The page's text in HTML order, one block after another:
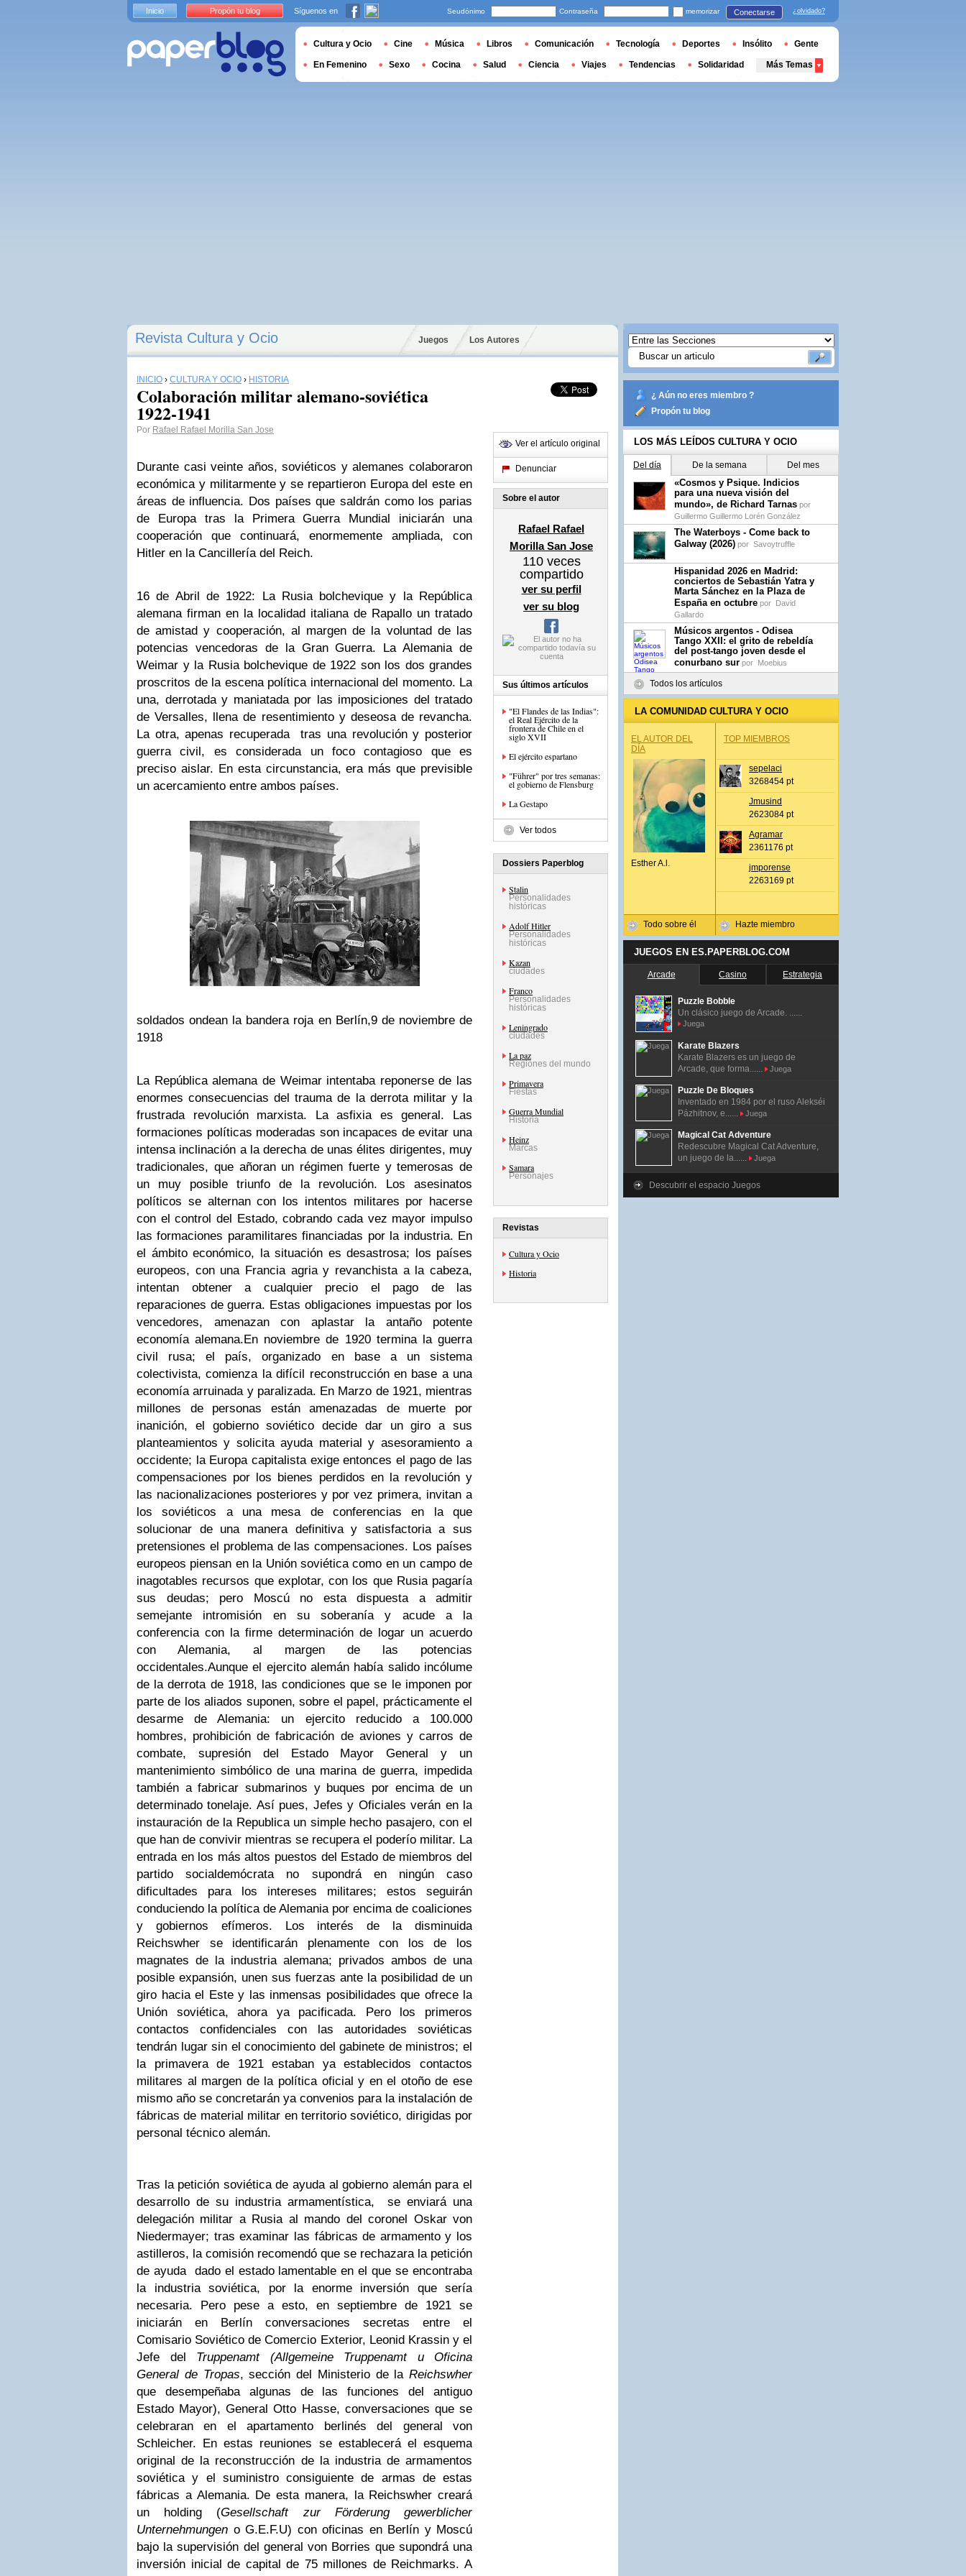
Revista Cultura y Ocio Juegos Los Autores
INICIO › CULTURA Y OCIO › HISTORIA
Colaboración militar alemano-soviética
1922-1941
Por Rafael Rafael Morilla San Jose
Durante casi veinte años, soviéticos y alemanes colaboraron
económica y militarmente y se repartieron Europa del este en
áreas de influencia. Dos países que saldrán como los parias
de Europa tras la Primera Guerra Mundial iniciarán una
cooperación que continuará, enormemente ampliada, con
Hitler en la Cancillería del Reich.
16 de Abril de 1922: La Rusia bolchevique y la República
alemana firman en la localidad italiana de Rapallo un tratado
de amistad y cooperación, al margen de la voluntad de las
potencias vencedoras de la Gran Guerra. La Alemania de
Weimar y la Rusia bolchevique de 1922 son los dos grandes
proscritos de la escena política internacional del momento. La
una, derrotada y maniatada por las imposiciones del tratado
de Versalles, llena de resentimiento y deseosa de revancha.
La otra, apenas recuperada tras una revolución y posterior
guerra civil, es considerada un foco contagioso que es
preciso aislar. En esta circunstancia, era más que previsible
un acercamiento entre ambos países.
soldados ondean la bandera roja en Berlín,9 de noviembre de
1918
La República alemana de Weimar intentaba reponerse de las
enormes consecuencias del trauma de la derrota militar y la
frustrada revolución marxista. La asfixia es general. Las
formaciones políticas moderadas son incapaces de evitar una
intensa inclinación a la derecha de unas élites dirigentes, muy
tradicionales, que añoran un régimen fuerte y temerosas de
un muy posible triunfo de la revolución. Los asesinatos
políticos se alternan con los intentos militares por hacerse
con el control del Estado, cobrando cada vez mayor impulso
las formaciones paramilitares financiadas por la industria. En
el ámbito económico, la situación es desastrosa; los países
europeos, con una Francia agria y revanchista a la cabeza,
intentan obtener a cualquier precio el pago de las
reparaciones de guerra. Estas obligaciones impuestas por los
vencedores, amenazan con aplastar la antaño potente
economía alemana.En noviembre de 1920 termina la guerra
civil rusa; el país, organizado en base a un sistema
colectivista, comienza la difícil reconstrucción en base a una
economía arruinada y paralizada. En Marzo de 1921, mientras
millones de personas están amenazadas de muerte por
inanición, el gobierno soviético decide dar un giro a sus
planteamientos y solicita ayuda material y asesoramiento a
occidente; la Europa capitalista exige entonces el pago de las
compensaciones por los bienes perdidos en la revolución y
las nacionalizaciones posteriores y por vez primera, invitan a
los soviéticos a una mesa de conferencias en la que
solucionar de una manera definitiva y satisfactoria a sus
pretensiones el problema de las compensaciones. Los países
europeos piensan en la Unión soviética como en un campo de
inagotables recursos que explotar, con los que Rusia pagaría
sus deudas; pero Moscú no esta dispuesta a admitir
semejante intromisión en su soberanía y acude a la
conferencia con la firme determinación de logar un acuerdo
con Alemania, al margen de las potencias
occidentales.Aunque el ejercito alemán había salido incólume
de la derrota de 1918, las condiciones que se le imponen por
parte de los aliados suponen, sobre el papel, prácticamente el
desarme de Alemania: un ejercito reducido a 100.000
hombres, prohibición de fabricación de aviones y carros de
combate, supresión del Estado Mayor General y un
mantenimiento simbólico de una marina de guerra, impedida
también a fabricar submarinos y buques por encima de un
determinado tonelaje. Así pues, Jefes y Oficiales verán en la
instauración de la Republica un simple hecho pasajero, con el
que han de convivir mientras se recupera el poderío militar. La
entrada en los más altos puestos del Estado de miembros del
partido socialdemócrata no supondrá en ningún caso
dificultades para los intereses militares; estos seguirán
conduciendo la política de Alemania por encima de coaliciones
y gobiernos efímeros. Los interés de la disminuida
Reichswher se identificarán plenamente con los de los
magnates de la industria alemana; privados ambos de una
posible expansión, unen sus fuerzas ante la posibilidad de un
giro hacia el Este y las inmensas posibilidades que ofrece la
Unión soviética, ahora ya pacificada. Pero los primeros
contactos confidenciales con las autoridades soviéticas
tendrán lugar sin el conocimiento del gabinete de ministros; el
la primavera de 1921 estaban ya establecidos contactos
militares al margen de la política oficial y en el otoño de ese
mismo año se concretarán ya convenios para la instalación de
fábricas de material militar en territorio soviético, dirigidas por
personal técnico alemán.
Tras la petición soviética de ayuda al gobierno alemán para el
desarrollo de su industria armamentística, se enviará una
delegación militar a Rusia al mando del coronel Oskar von
Niedermayer; tras examinar las fábricas de armamento y los
astilleros, la comisión recomendó que se rechazara la petición
de ayuda dado el estado lamentable en el que se encontraba
la industria soviética, por la enorme inversión que sería
necesaria. Pero pese a esto, en septiembre de 1921 se
iniciarán en Berlín conversaciones secretas entre el
Comisario Soviético de Comercio Exterior, Leonid Krassin y el
Jefe del Truppenamt (Allgemeine Truppenamt u Oficina
General de Tropas, sección del Ministerio de la Reichswher
que desempeñaba algunas de las funciones del antiguo
Estado Mayor), General Otto Hasse, conversaciones que se
celebraran en el apartamento berlinés del general von
Schleicher. En estas reuniones se establecerá el esquema
original de la reconstrucción de la industria de armamentos
soviética y el suministro consiguiente de armas de estas
fábricas a Alemania. De esta manera, la Reichswher creará
un holding (Gesellschaft zur Förderung gewerblicher
Unternehmungen o G.E.F.U) con oficinas en Berlín y Moscú
bajo la supervisión del general von Borries que supondrá una
inversión inicial de capital de 75 millones de Reichmarks. A
Ver el artículo original
Denunciar
Sobre el autor
Rafael Rafael
Morilla San Jose
110veces
compartido
ver su perfil
ver su blog
Sus últimos artículos
"El Flandes de las Indias":
el Real Ejército de la
frontera de Chile en el
siglo XVII
El ejército espartano
"Führer" por tres semanas:
el gobierno de Flensburg
La Gestapo
Ver todos
Dossiers Paperblog
Stalin
Personalidades
históricas
Adolf Hitler
Personalidades
históricas
Kazan
ciudades
Franco
Personalidades
históricas
Leningrado
ciudades
La paz
Regiones del mundo
Primavera
Fiestas
Guerra Mundial
Historia
Heinz
Marcas
Samara
Personajes
Revistas
Cultura y Ocio
Historia
¿ Aún no eres miembro ?
Propón tu blog
LOS MÁS LEÍDOS CULTURA Y OCIO
Del día De la semana Del mes
«Cosmos y Psique. Indicios
para una nueva visión del
mundo», de Richard Tarnas por
Guillermo Guillermo Lorén González
The Waterboys - Come back to
Galway (2026) por Savoytruffle
Hispanidad 2026 en Madrid:
conciertos de Sebastián Yatra y
Marta Sánchez en la Plaza de
España en octubre por David
Gallardo
Músicos argentos - Odisea
Tango XXII: el grito de rebeldía
del post-tango joven desde el
conurbano sur por Moebius
Todos los artículos
LA COMUNIDAD CULTURA Y OCIO
EL AUTOR DEL
DÍA
Esther A.l.
Todo sobre él
TOP MIEMBROS
sepelaci
3268454 pt
Jmusind
2623084 pt
Agramar
2361176 pt
jmporense
2263169 pt
Hazte miembro
JUEGOS EN ES.PAPERBLOG.COM
Arcade Casino Estrategia
Puzzle Bobble
Un clásico juego de Arcade. ......
Juega
Karate Blazers
Karate Blazers es un juego de
Arcade, que forma......
Juega
Puzzle De Bloques
Inventado en 1984 por el ruso Alekséi
Pázhitnov, e......
Juega
Magical Cat Adventure
Redescubre Magical Cat Adventure,
un juego de la......
Juega
Descubrir el espacio Juegos
Inicio Propón tu blog Síguenos en Seudónimo Contraseña memorizar Conectarse ¿olvidado?
Cultura y Ocio Cine Música Libros Comunicación Tecnología Deportes Insólito Gente
En Femenino Sexo Cocina Salud Ciencia Viajes Tendencias Solidaridad Más Temas